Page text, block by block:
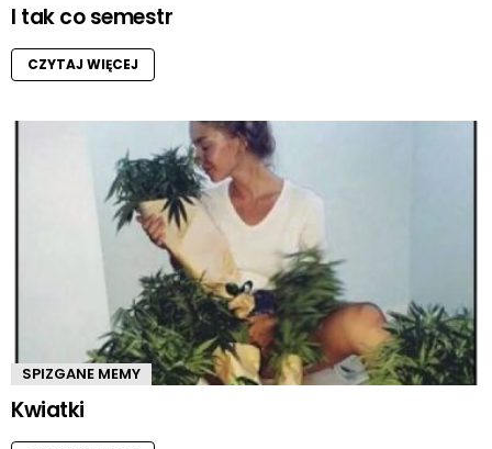
I tak co semestr
CZYTAJ WIĘCEJ
SPIZGANE MEMY
Kwiatki